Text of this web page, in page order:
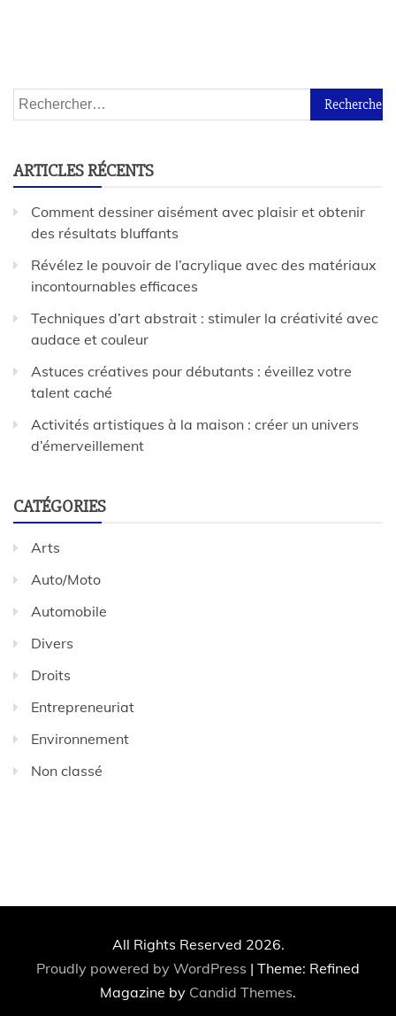
ARTICLES RÉCENTS
Comment dessiner aisément avec plaisir et obtenir
des résultats bluffants
Révélez le pouvoir de l’acrylique avec des matériaux
incontournables efficaces
Techniques d’art abstrait : stimuler la créativité avec
audace et couleur
Astuces créatives pour débutants : éveillez votre
talent caché
Activités artistiques à la maison : créer un univers
d’émerveillement
CATÉGORIES
Arts
Auto/Moto
Automobile
Divers
Droits
Entrepreneuriat
Environnement
Non classé
All Rights Reserved 2026.
Proudly powered by WordPress | Theme: Refined
Magazine by Candid Themes.